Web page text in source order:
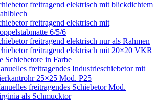
freitragend elektrisch mit blickdichtem
freitragend elektrisch mit
6/5/6
freitragend elektrisch nur als Rahmen
freitragend elektrisch mit 20×20 VKR
Schiebetore in Farbe
freitragendes Industrieschiebetor mit
25×25 Mod. P25
freitragendes Schiebetor Mod.
als Schmucktor